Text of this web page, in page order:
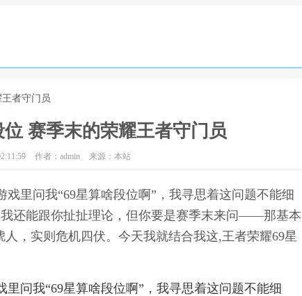
者守门员
赛季末的荣耀王者守门员
作者：admin 来源：本站
里问我“69星算啥段位啊”，我寻思着这问题不能细
还能跟你扯扯理论，但你要是赛季末来问——那基本
，实则危机四伏。今天我就结合我这,王者荣耀69星
问我“69星算啥段位啊”，我寻思着这问题不能细